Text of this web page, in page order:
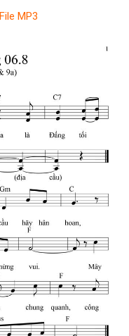
File MP3